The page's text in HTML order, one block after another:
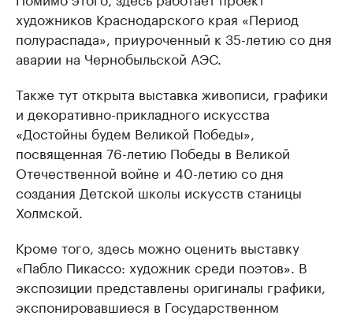
художников Краснодарского края «Период
полураспада», приуроченный к 35-летию со дня
аварии на Чернобыльской АЭС.
Также тут открыта выставка живописи, графики
и декоративно-прикладного искусства
«Достойны будем Великой Победы»,
посвященная 76-летию Победы в Великой
Отечественной войне и 40-летию со дня
создания Детской школы искусств станицы
Холмской.
Кроме того, здесь можно оценить выставку
«Пабло Пикассо: художник среди поэтов». В
экспозиции представлены оригиналы графики,
экспонировавшиеся в Государственном